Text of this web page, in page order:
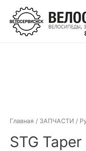
Перейти
содержимому
Главная / ЗАПЧАСТИ /
STG